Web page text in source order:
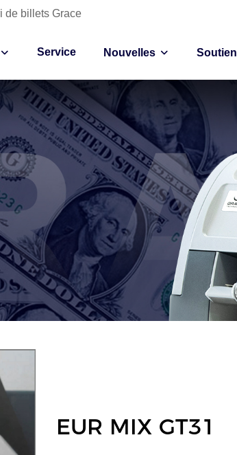
de billets Grace
Service Nouvelles Soutien
EUR MIX GT31